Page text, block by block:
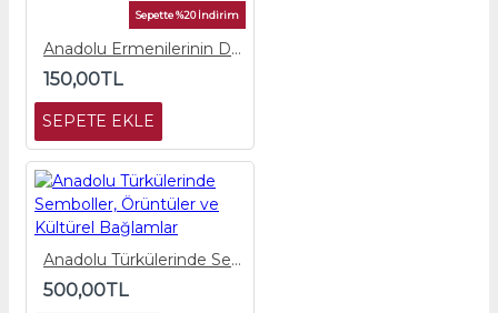
Sepette %20 İndirim
Anadolu Ermenilerinin Düğün Müzikleri
150,00TL
SEPETE EKLE
Anadolu Türkülerinde Semboller, Örüntüler ve Kültürel Bağlamlar
500,00TL